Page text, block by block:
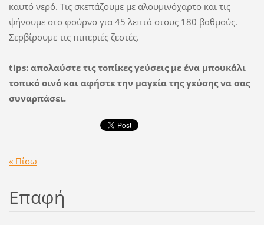
καυτό νερό. Τις σκεπάζουμε με αλουμινόχαρτο και τις
ψήνουμε στο φούρνο για 45 λεπτά στους 180 βαθμούς.
Σερβίρουμε τις πιπεριές ζεστές.
tips: απολαύστε τις τοπίκες γεύσεις με ένα μπουκάλι
τοπικό οινό και αφήστε την μαγεία της γεύσης να σας
συναρπάσει.
« Πίσω
Επαφή